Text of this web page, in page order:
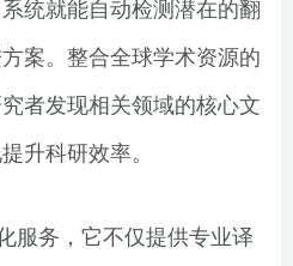
统就能自动检测潜在的翻
案。整合全球学术资源的
者发现相关领域的核心文
升科研效率。
服务，它不仅提供专业译